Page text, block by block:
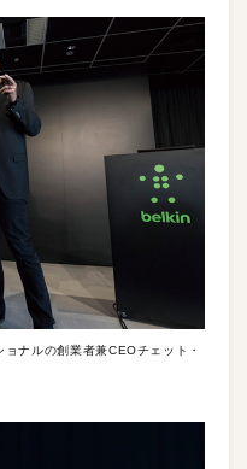
ナルの創業者兼CEOチェット・